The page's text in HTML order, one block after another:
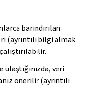
barındırılan
(ayrıntılı bilgi almak
ulaştığınızda, veri
önerilir (ayrıntılı